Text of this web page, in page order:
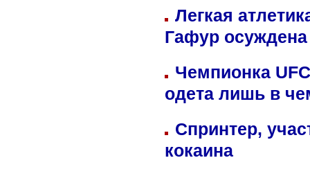
Легкая
Гафур осуждена
Чемпионка
одета лишь в
Спринтер,
кокаина